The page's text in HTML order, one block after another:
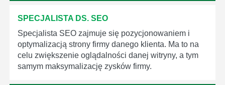
SPECJALISTA DS. SEO
Specjalista SEO zajmuje się pozycjonowaniem i
optymalizacją strony firmy danego klienta. Ma to na
celu zwiększenie oglądalności danej witryny, a tym
samym maksymalizację zysków firmy.